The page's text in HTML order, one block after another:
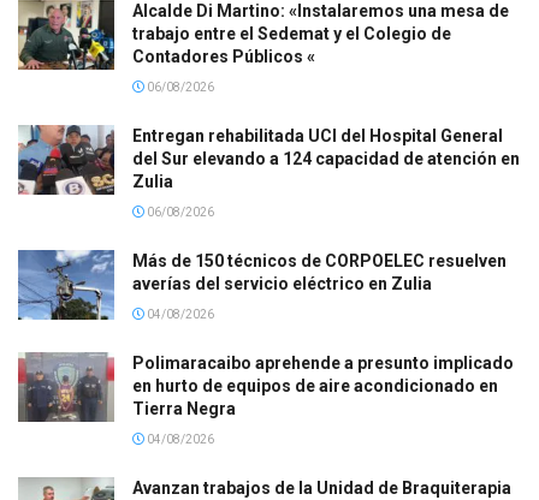
Alcalde Di Martino: «Instalaremos una mesa de
trabajo entre el Sedemat y el Colegio de
Contadores Públicos «
06/08/2026
Entregan rehabilitada UCI del Hospital General
del Sur elevando a 124 capacidad de atención en
Zulia
06/08/2026
Más de 150 técnicos de CORPOELEC resuelven
averías del servicio eléctrico en Zulia
04/08/2026
Polimaracaibo aprehende a presunto implicado
en hurto de equipos de aire acondicionado en
Tierra Negra
04/08/2026
Avanzan trabajos de la Unidad de Braquiterapia